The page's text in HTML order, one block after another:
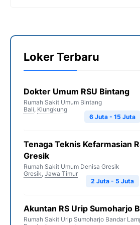
Loker Terbaru
Dokter Umum RSU Bintang
Rumah Sakit Umum Bintang
Bali, Klungkung
6 Juta - 15 Juta
Tenaga Teknis Kefarmasian
Gresik
Rumah Sakit Umum Denisa Gresik
Gresik, Jawa Timur
2 Juta - 5 Juta
Akuntan RS Urip Sumoharjo
Rumah Sakit Urip Sumoharjo Bandar